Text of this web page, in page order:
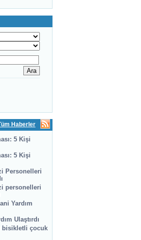
Haberler
5 Kişi
5 Kişi
Personelleri
personelleri
Yardım
Ulaştırdı
bisikletli çocuk